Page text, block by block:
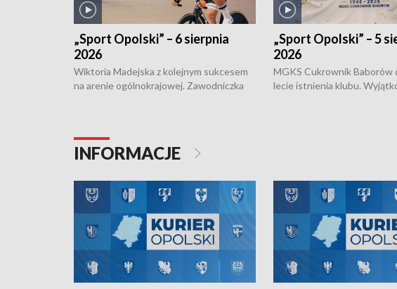
„Sport Opolski” – 6 sierpnia
2026
Wiktoria Madejska z kolejnym sukcesem
na arenie ogólnokrajowej. Zawodniczka
torowym.
„Sport Opolski” – 5
2026
MGKS Cukrownik Baborów
lecie istnienia klubu.
INFORMACJE